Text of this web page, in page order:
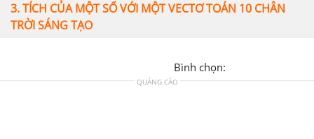
3. TÍCH CỦA MỘT SỐ VỚI MỘT VECTƠ TOÁN 10 CHÂN
TRỜI SÁNG TẠO
Bình chọn:
QUẢNG CÁO